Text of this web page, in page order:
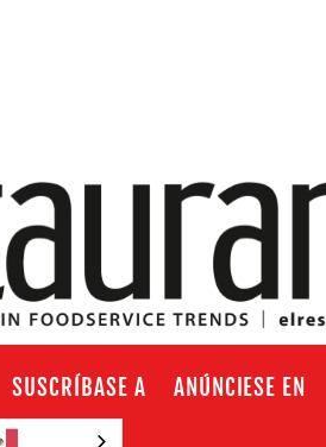
SUSCRÍBASE A ANÚNCIESE EN